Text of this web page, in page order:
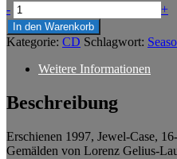
- Seasons
Menge
+
In den Warenkorb
Kategorie: CD Schlagwort:
Weitere Informationen
Beschreibung
Erschienen 1997, Jewel-Case,
Gemälden von Lorenz Gelius-